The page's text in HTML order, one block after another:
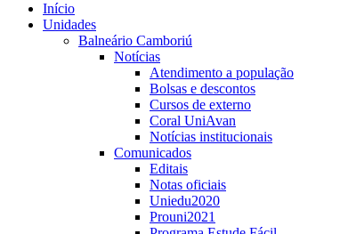
Início
Unidades
Balneário Camboriú
Notícias
Atendimento a população
Bolsas e descontos
Cursos de externo
Coral UniAvan
Notícias institucionais
Comunicados
Editais
Notas oficiais
Uniedu2020
Prouni2021